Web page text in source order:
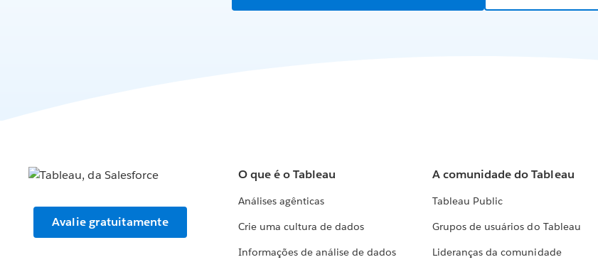
Avalie gratuitamente
O que é o Tableau
Análises agênticas
Crie uma cultura de dados
Informações de análise de dados
A comunidade do Tableau
Tableau Public
Grupos de usuários do Tableau
Lideranças da comunidade